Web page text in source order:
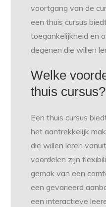
voortgang van de
een thuis cursus
toegankelijkheid en
degenen die willen
Welke
thuis cursus?
Een thuis cursus
het aantrekkelijk
die willen leren
voordelen zijn
gemak van een
een gevarieerd
een interactieve